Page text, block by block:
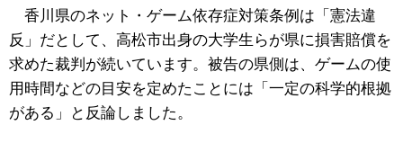
香川県のネット・ゲーム依存症対策条例は「憲法違
反」だとして、高松市出身の大学生らが県に損害賠償を
求めた裁判が続いています。被告の県側は、ゲームの使
用時間などの目安を定めたことには「一定の科学的根拠
がある」と反論しました。